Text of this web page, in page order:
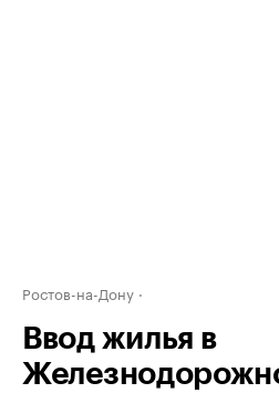
Ростов-на-Дону
Ввод жилья в